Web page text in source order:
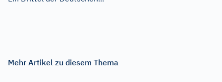
Mehr Artikel zu diesem Thema